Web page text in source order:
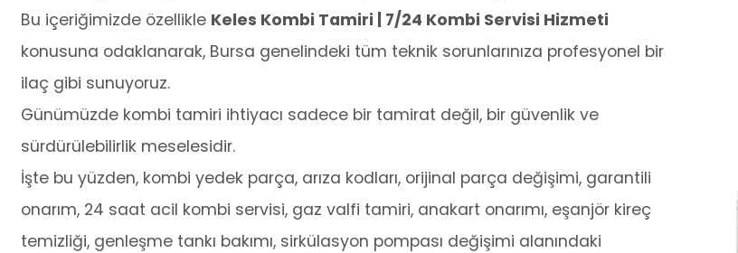
Bu içeriğimizde özellikle Keles Kombi Tamiri | 7/24 Kombi Servisi Hizmeti
konusuna odaklanarak, Bursa genelindeki tüm teknik sorunlarınıza profesyonel bir
ilaç gibi sunuyoruz.
Günümüzde kombi tamiri ihtiyacı sadece bir tamirat değil, bir güvenlik ve
sürdürülebilirlik meselesidir.
İşte bu yüzden, kombi yedek parça, arıza kodları, orijinal parça değişimi, garantili
onarım, 24 saat acil kombi servisi, gaz valfi tamiri, anakart onarımı, eşanjör kireç
temizliği, genleşme tankı bakımı, sirkülasyon pompası değişimi alanındaki